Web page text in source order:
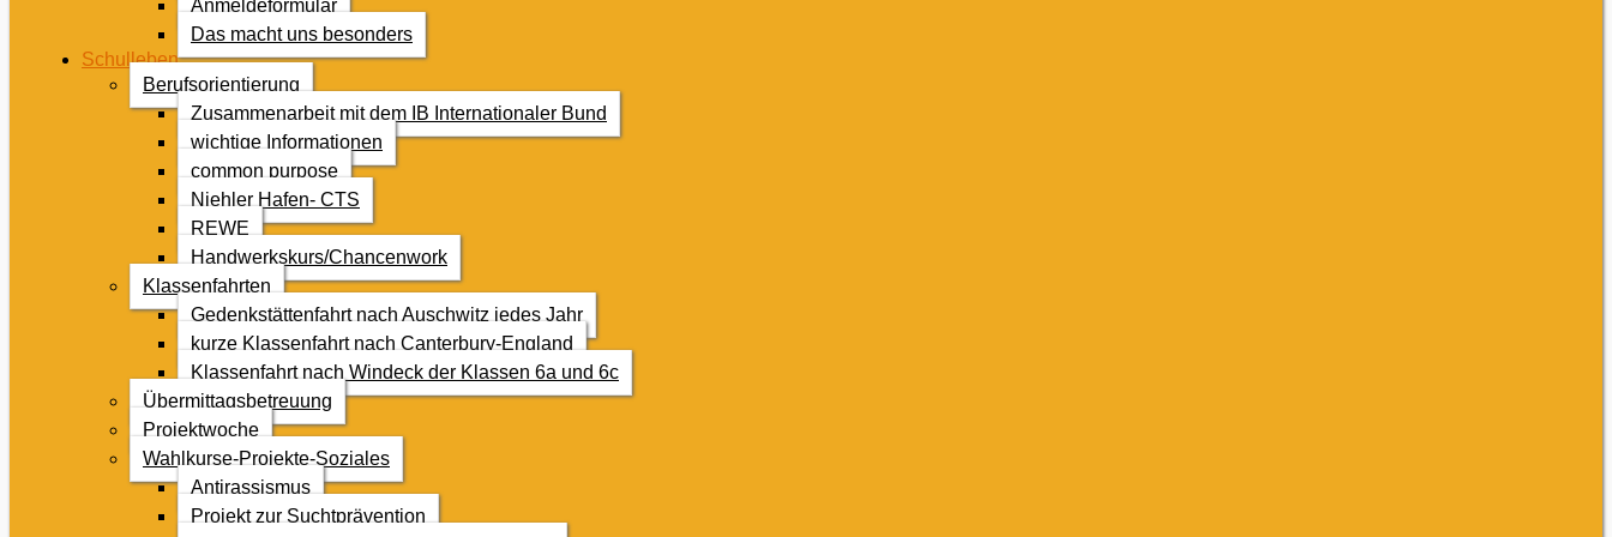
Anmeldeformular
Das macht uns besonders
Schulleben
Berufsorientierung
Zusammenarbeit mit dem IB Internationaler Bund
wichtige Informationen
common purpose
Niehler Hafen- CTS
REWE
Handwerkskurs/Chancenwork
Klassenfahrten
Gedenkstättenfahrt nach Auschwitz jedes Jahr
kurze Klassenfahrt nach Canterbury-England
Klassenfahrt nach Windeck der Klassen 6a und 6c
Übermittagsbetreuung
Projektwoche
Wahlkurse-Projekte-Soziales
Antirassismus
Projekt zur Suchtprävention